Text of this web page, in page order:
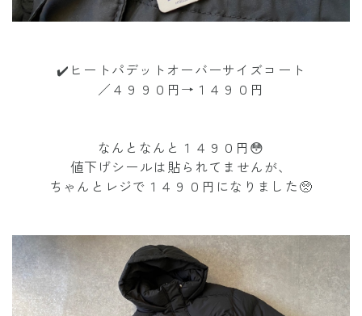
✔️ヒートパデットオーバーサイズコート
／４９９０円→１４９０円
なんとなんと１４９０円😳
値下げシールは貼られてませんが、
ちゃんとレジで１４９０円になりました🥺